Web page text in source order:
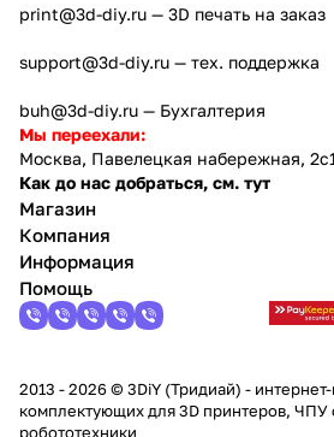
print@3d-diy.ru — 3D печать на заказ
support@3d-diy.ru — тех. поддержка
buh@3d-diy.ru — Бухгалтерия
Мы переехали:
Москва, Павелецкая набережная,
Как до нас добраться, см. тут
Магазин
Компания
Информация
Помощь
2013 - 2026 © 3DiY (Тридиай) - интернет-
комплектующих для 3D принтеров, ЧПУ
робототехники